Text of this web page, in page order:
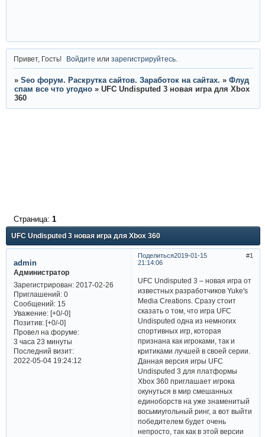
Привет, Гость! Войдите илизарегистрируйтесь
» Seo форум. Раскрутка сайтов. Заработок на сайтах. » Флуд
спам все что угодно » UFC Undisputed 3 новая игра для Xbox
360
UFC Undisputed 3 новая игра для Xbox 360
Страница: 1
Поделиться 1
2019-01-15
21:14:06
admin
Администратор
Зарегистрирован: 2017-02-26
Приглашений:0
Сообщений:15
Уважение: [+0/-0]
Позитив: [+0/-0]
Провел на форуме:
3 часа 23 минуты
Последний визит:
2022-05-04 19:24:12
UFC Undisputed 3 – новая игра от
известных разработчиков Yuke's
Media Creations. Сразу стоит
сказать о том, что игра UFC
Undisputed одна из немногих
спортивных игр, которая
признана как игроками, так и
критиками лучшей в своей серии.
Данная версия игры UFC
Undisputed 3 для платформы
Xbox 360 приглашает игрока
окунуться в мир смешанных
единоборств на уже знаменитый
восьмиугольный ринг, а вот выйти
победителем будет очень
непросто, так как в этой версии